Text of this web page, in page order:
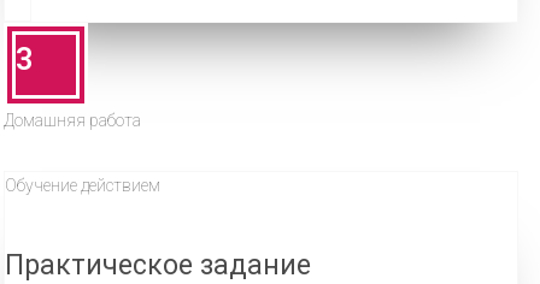
3
Домашняя работа
Обучение действием
Практическое задание